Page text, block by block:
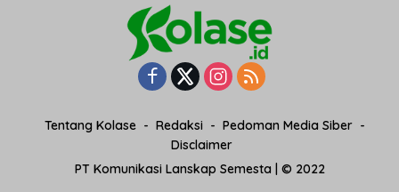
Tentang Kolase Redaksi
Pedoman Media Siber
Disclaimer
PT Komunikasi Lanskap Semesta | © 2022